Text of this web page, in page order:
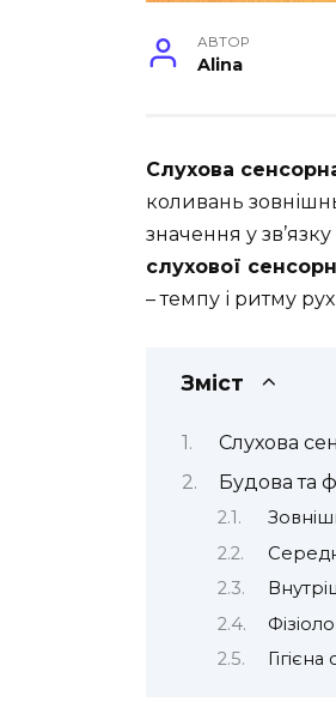
АВТОР
Alina
Слухова
коливань
значення у
слухової
– темпу і ритму
Зміст
Слухова
Будова та
Гігієна